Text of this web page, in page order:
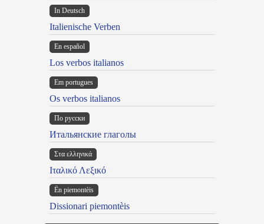
In Deutsch
Italienische Verben
En español
Los verbos italianos
Em portugues
Os verbos italianos
По русски
Итальянские глаголы
Στα ελληνικά
Ιταλικό Λεξικό
Ën piemontèis
Dissionari piemontèis